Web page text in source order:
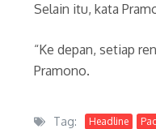
Selain itu, kata
“Ke depan, setiap
Pramono.
Tag: Headline